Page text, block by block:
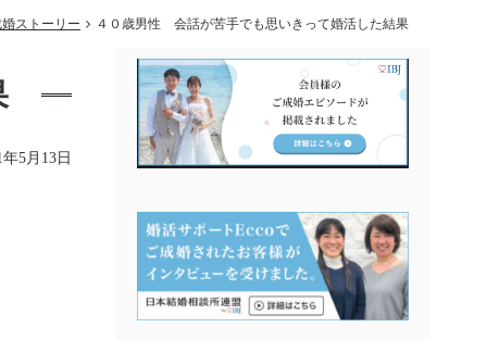
婚ストーリー ４０歳男性 会話が苦手でも思いきって婚活した結果
年5月13日